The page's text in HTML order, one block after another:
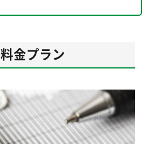
金プラン